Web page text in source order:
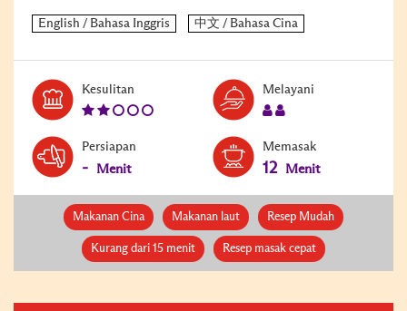
Kesulitan Melayani
Persiapan
- Menit
Memasak
12 Menit
Makanan Cina Makanan laut Resep Mudah
Kurang dari 15 menit Resep masak cepat